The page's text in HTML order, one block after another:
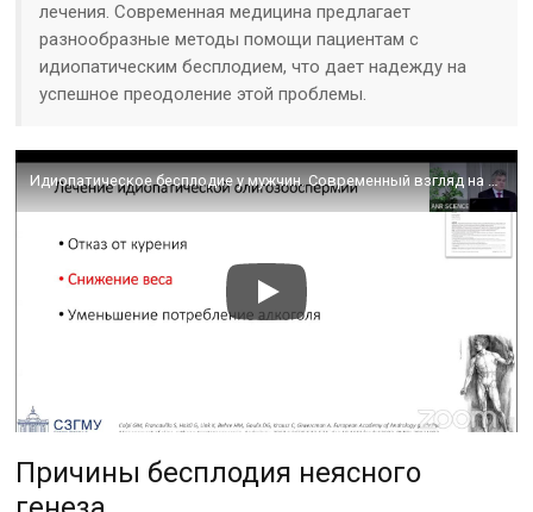
лечения. Современная медицина предлагает
разнообразные методы помощи пациентам с
идиопатическим бесплодием, что дает надежду на
успешное преодоление этой проблемы.
Идиопатическое бесплодие у мужчин. Современный взгляд на идиопатическую олигоастенотератозооспермию
Причины бесплодия неясного